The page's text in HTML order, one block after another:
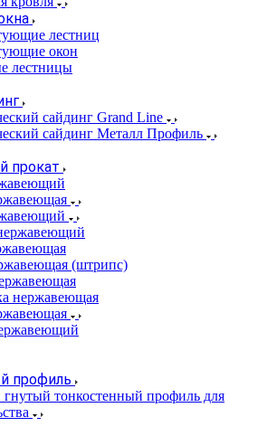
лестниц
окон
лестницы
сайдинг Grand Line
сайдинг Металл Профиль
прокат
(штрипс)
нержавеющая
профиль
гнутый тонкостенный профиль для